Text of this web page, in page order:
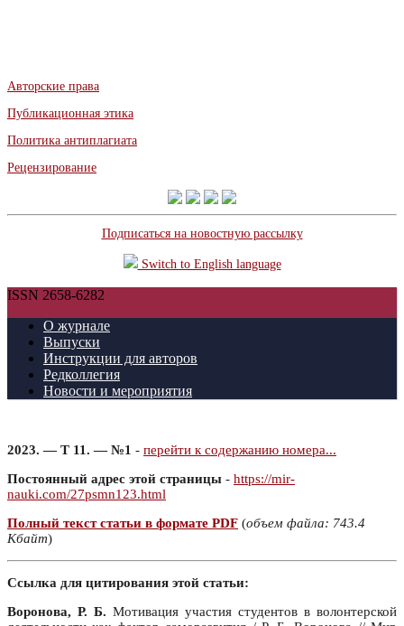
Авторские права
Публикационная этика
Политика антиплагиата
Рецензирование
Подписаться на новостную рассылку
Switch to English language
ISSN 2658-6282
О журнале
Выпуски
Инструкции для авторов
Редколлегия
Новости и мероприятия
2023. — Т 11. — №1 - перейти к содержанию номера...
Постоянный адрес этой страницы - https://mir-
nauki.com/27psmn123.html
Полный текст статьи в формате PDF (объем файла: 743.4
Кбайт)
Ссылка для цитирования этой статьи:
Воронова, Р. Б. Мотивация участия студентов в волонтерской